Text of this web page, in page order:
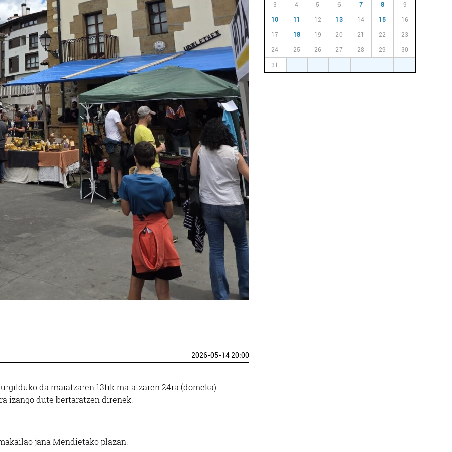
2026-05-14 20:00
da maiatzaren 13tik maiatzaren 24ra (domeka)
izango dute bertaratzen direnek.
jana Mendietako plazan.
3 4 5 6 7 8 9
10 11 12 13 14 15 16
17 18 19 20 21 22 23
24 25 26 27 28 29 30
31